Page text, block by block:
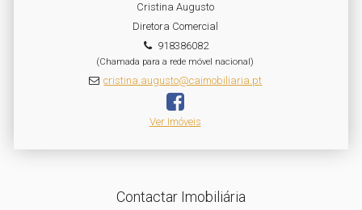
Cristina Augusto
Diretora Comercial
918386082
(Chamada para a rede móvel nacional)
cristina.augusto@caimobiliaria.pt
Ver Imóveis
Contactar Imobiliária